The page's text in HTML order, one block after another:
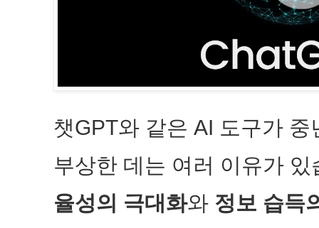
챗GPT와 같은 AI 도구가
부상한 데는 여러 이유가
율성의 극대화와 정보 습득